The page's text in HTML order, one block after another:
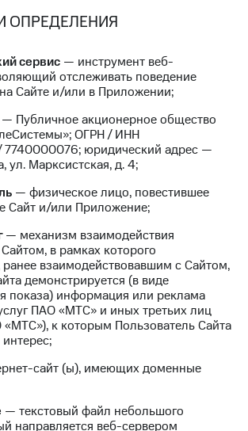
ОПРЕДЕЛЕНИЯ
сервис — инструмент веб-
отслеживать поведение
Сайте и/или в Приложении;
— Публичное акционерное общество
ОГРН / ИНН
7740000076; юридический адрес —
ул. Марксистская, д. 4;
— физическое лицо, повестившее
Сайт и/или Приложение;
— механизм взаимодействия
в рамках которого
взаимодействовавшим с Сайтом,
демонстрируется (в виде
показа) информация или реклама
ПАО «МТС» и иных третьих лиц
к которым Пользователь Сайта
сайт (ы), имеющих доменные
— текстовый файл небольшого
направляется веб-сервером